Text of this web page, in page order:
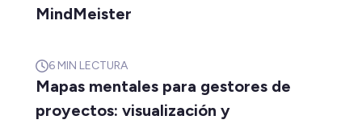
MindMeister
6 MIN LECTURA
Mapas mentales para gestores de
proyectos: visualización y